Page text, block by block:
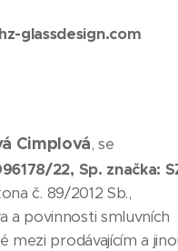
glassdesign.com
Cimplová, se
22, Sp. značka:
č. 89/2012 Sb.,
a povinnosti smluvních
mezi prodávajícím a